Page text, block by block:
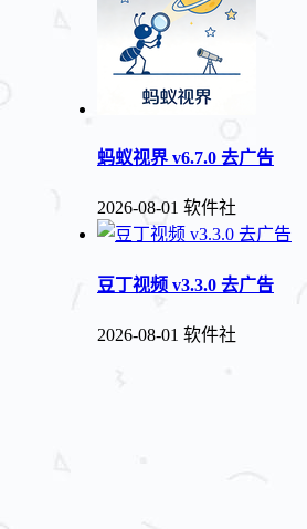
蚂蚁视界 v6.7.0 去广告
2026-08-01 软件社
豆丁视频 v3.3.0 去广告
2026-08-01 软件社